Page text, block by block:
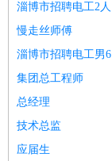
淄博市招聘电工2人
慢走丝师傅
淄博市招聘电工男6
集团总工程师
总经理
技术总监
应届生